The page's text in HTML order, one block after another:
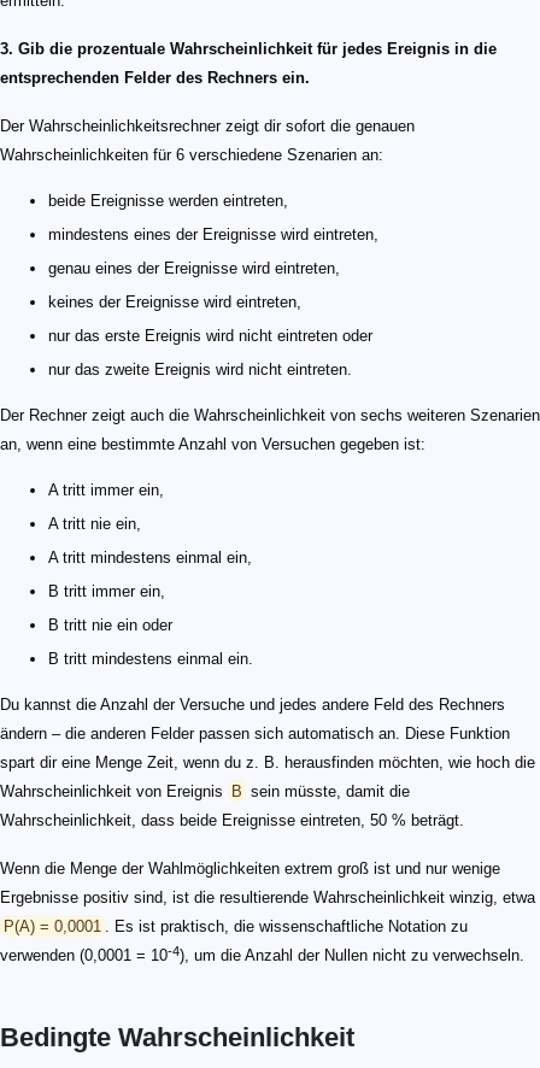
3. Gib die prozentuale Wahrscheinlichkeit für jedes Ereignis in die
entsprechenden Felder des Rechners ein.
Der Wahrscheinlichkeitsrechner zeigt dir sofort die genauen
Wahrscheinlichkeiten für 6 verschiedene Szenarien an:
beide Ereignisse werden eintreten,
mindestens eines der Ereignisse wird eintreten,
genau eines der Ereignisse wird eintreten,
keines der Ereignisse wird eintreten,
nur das erste Ereignis wird nicht eintreten oder
nur das zweite Ereignis wird nicht eintreten.
Der Rechner zeigt auch die Wahrscheinlichkeit von sechs weiteren Szenarien
an, wenn eine bestimmte Anzahl von Versuchen gegeben ist:
A tritt immer ein,
A tritt nie ein,
A tritt mindestens einmal ein,
B tritt immer ein,
B tritt nie ein oder
B tritt mindestens einmal ein.
Du kannst die Anzahl der Versuche und jedes andere Feld des Rechners
ändern – die anderen Felder passen sich automatisch an. Diese Funktion
spart dir eine Menge Zeit, wenn du z. B. herausfinden möchten, wie hoch die
Wahrscheinlichkeit von Ereignis
B sein müsste, damit die
Wahrscheinlichkeit, dass beide Ereignisse eintreten, 50 % beträgt.
Wenn die Menge der Wahlmöglichkeiten extrem groß ist und nur wenige
Ergebnisse positiv sind, ist die resultierende Wahrscheinlichkeit winzig, etwa
P(A) = 0,0001
. Es ist praktisch, die wissenschaftliche Notation zu
verwenden (0,0001 = 10-4), um die Anzahl der Nullen nicht zu verwechseln.
Bedingte Wahrscheinlichkeit